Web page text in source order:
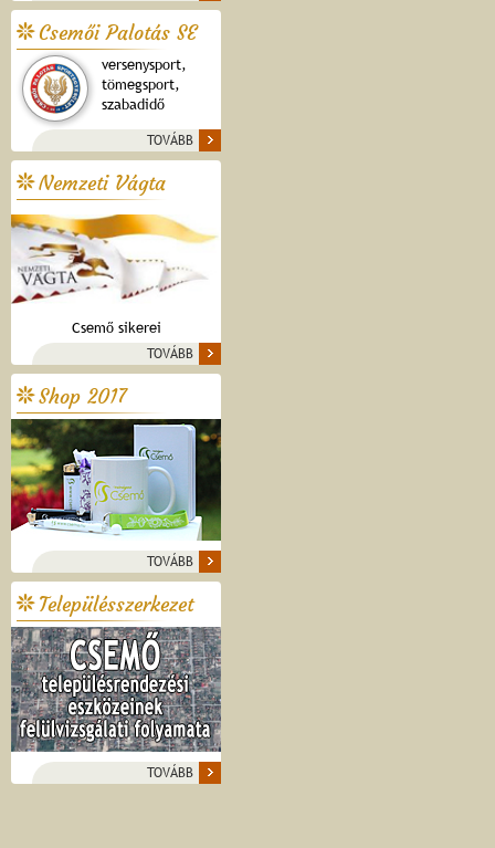
Csemői Palotás SE
versenysport,
tömegsport,
szabadidő
TOVÁBB
Nemzeti Vágta
Csemő sikerei
TOVÁBB
Shop 2017
TOVÁBB
Településszerkezet
TOVÁBB